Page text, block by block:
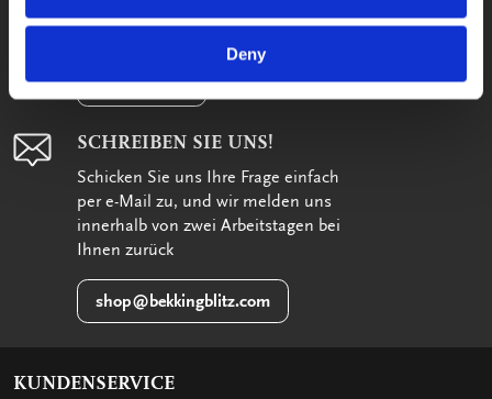
Deny
da
033-4613718
SCHREIBEN SIE UNS!
Schicken Sie uns Ihre Frage einfach
per e-Mail zu, und wir melden uns
innerhalb von zwei Arbeitstagen bei
Ihnen zurück
shop@bekkingblitz.com
KUNDENSERVICE